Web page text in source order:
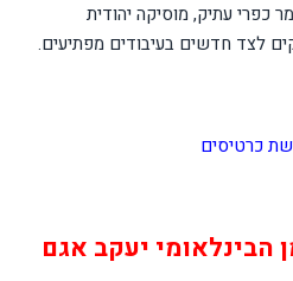
החוגגת 140. כלייזמר כפרי עתיק, מוסיקה יהודית
לצד חדשים בעיבודים מפתיעים.
כרטיסים
יעקב אגם